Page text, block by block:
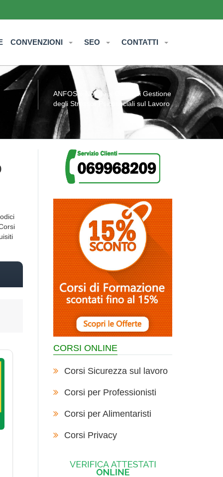
CONVENZIONI SEO CONTATTI
ANFOS» Notizie» Corso di Gestione
degli Stressor Psicosociali sul Lavoro
CORSI ONLINE
Corsi Sicurezza sul lavoro
Corsi per Professionisti
Corsi per Alimentaristi
Corsi Privacy